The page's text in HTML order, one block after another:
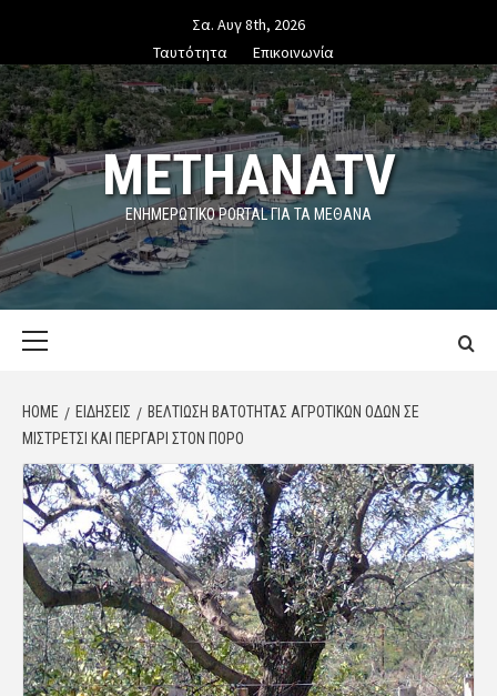
content
Σα. Αυγ 8th, 2026
Ταυτότητα
Επικοινωνία
METHANATV
ΕΝΗΜΕΡΩΤΙΚΌ PORTAL ΓΙΑ ΤΑ ΜΕΘΑΝΑ
HOME ΕΙΔΗΣΕΙΣ
ΒΕΛΤΊΩΣΗ ΒΑΤΌΤΗΤΑΣ ΑΓΡΟΤΙΚΏΝ ΟΔΏΝ ΣΕ
ΜΙΣΤΡΈΤΣΙ ΚΑΙ ΠΕΡΓΆΡΙ ΣΤΟΝ ΠΌΡΟ